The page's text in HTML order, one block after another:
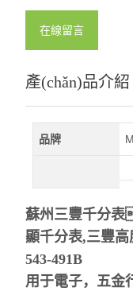
在線留言
產(chǎn)品介紹
品牌
蘇州三豐千分
顯千分表,三豐
543-491B
用于電子，五金